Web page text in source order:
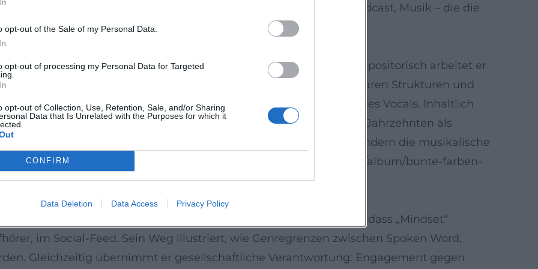
opt-out of the Sale of my Personal Data.
opt-out of processing my Personal Data for Targeted
opt-out of Collection, Use, Retention, Sale, and/or Sharing
Data that Is Unrelated with the Purposes for which it
CONFIRM
Data Deletion Data Access Privacy Policy
kein Rückzug, sondern eine Ausweitung des Mediums – Tour, Podcast, Musik – die die
de.wikipedia.org/wiki/Biyon_Kattilathu))
als Resonanzraum
Erzählen, Moderieren – und neuerdings im Singen. Kompositorisch arbeitet er
Kernwerte bündeln. Im Arrangement liegen die Stärken bei klaren Strukturen und
der Mix legt Fokus auf Verständlichkeit und Präsenz des Vocals. Inhaltlich
und Resilienz – Themen, die in der Poptradition seit Jahrzehnten als
„Bunte Farben“ ist insofern nicht nur ein Deutschpop-Track, sondern die musikalische
Universums. ([music.apple.com](https://music.apple.com/us/album/bunte-farben-
zur Mainstream-Bühne
der Demokratisierung von Achtsamkeit im Pop-Kontext: Er zeigt, dass „Mindset“
im Social-Feed. Sein Weg illustriert, wie Genregrenzen zwischen Spoken Word,
Gleichzeitig übernimmt er gesellschaftliche Verantwortung: Engagement gegen